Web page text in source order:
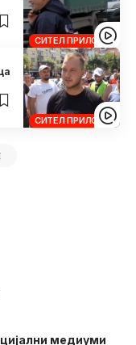
СИТЕЛ ПРИЛОЗИ
СИТЕЛ ПРИЛОЗИ
медиуми